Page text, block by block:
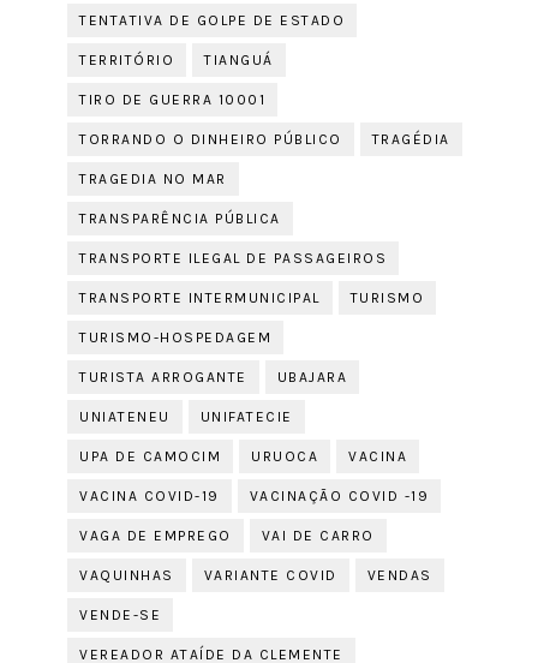
TENTATIVA DE GOLPE DE ESTADO
TERRITÓRIO TIANGUÁ
TIRO DE GUERRA 10001
TORRANDO O DINHEIRO PÚBLICO TRAGÉDIA
TRAGEDIA NO MAR
TRANSPARÊNCIA PÚBLICA
TRANSPORTE ILEGAL DE PASSAGEIROS
TRANSPORTE INTERMUNICIPAL TURISMO
TURISMO-HOSPEDAGEM
TURISTA ARROGANTE UBAJARA
UNIATENEU UNIFATECIE
UPA DE CAMOCIM URUOCA VACINA
VACINA COVID-19 VACINAÇÃO COVID -19
VAGA DE EMPREGO VAI DE CARRO
VAQUINHAS VARIANTE COVID VENDAS
VENDE-SE
VEREADOR ATAÍDE DA CLEMENTE